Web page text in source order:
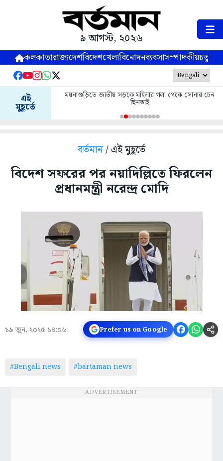
৯ আগস্ট, ২০২৬
কলকাতারাজ্যদেশবিদেশখেলাবিনোদনব্যবসাসম্পাদকীয়
এই
মুহূর্তে
ময়নাগুড়িতে জাতীয় সড়কে মহিলার গলা থেকে সোনার চেন
ছিনতাই
বর্তমান/ এই মুহূর্তে
বিদেশ সফরের পর নয়াদিল্লিতে ফিরলেন
প্রধানমন্ত্রী নরেন্দ্র মোদি
১৯ জুন, ২০২৫ ১৪:০৬ Prefer us on Google
#Bengali news #bartaman news
ADVERTISEMENT